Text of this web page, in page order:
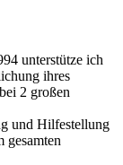
unterstütze ich
ihres
2 großen
und Hilfestellung
gesamten